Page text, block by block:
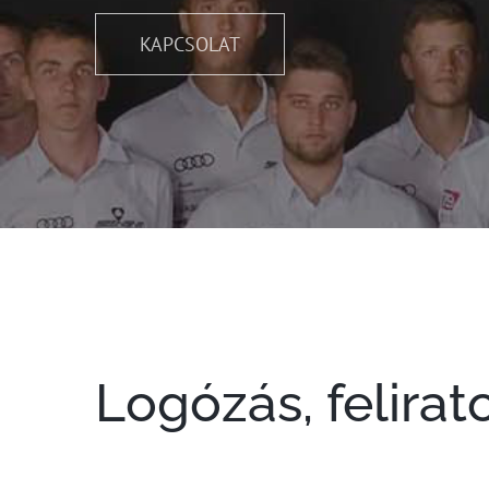
KAPCSOLAT
Logózás,